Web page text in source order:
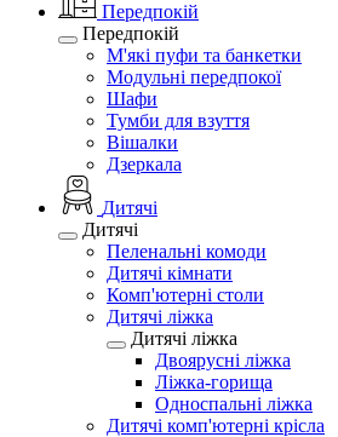
Передпокій
Передпокій
М'які пуфи та банкетки
Модульні передпокої
Шафи
Тумби для взуття
Вішалки
Дзеркала
Дитячі
Дитячі
Пеленальні комоди
Дитячі кімнати
Комп'ютерні столи
Дитячі ліжка
Дитячі ліжка
Двоярусні ліжка
Ліжка-горища
Односпальні ліжка
Дитячі комп'ютерні крісла